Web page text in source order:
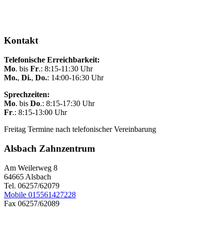
Kontakt
Telefonische Erreichbarkeit:
Mo. bis Fr.: 8:15-11:30 Uhr
Mo., Di., Do.: 14:00-16:30 Uhr
Sprechzeiten:
Mo. bis Do.: 8:15-17:30 Uhr
Fr.: 8:15-13:00 Uhr
Freitag Termine nach telefonischer Vereinbarung
Alsbach Zahnzentrum
Am Weilerweg 8
64665 Alsbach
Tel. 06257/62079
Mobile 015561427228
Fax 06257/62089